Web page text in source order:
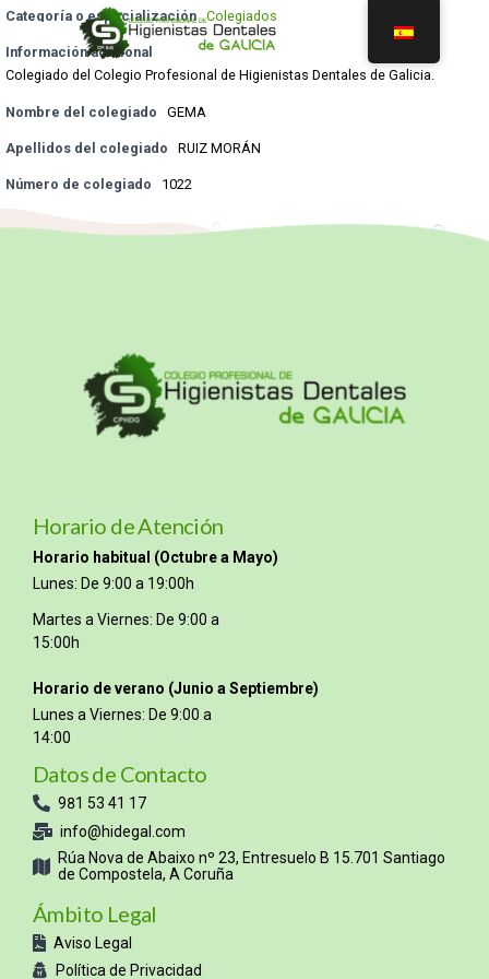
Categoría o especialización Colegiados
Información adicional
Colegiado del Colegio Profesional de Higienistas Dentales de Galicia.
Nombre del colegiado GEMA
Apellidos del colegiado RUIZ MORÁN
Número de colegiado 1022
Horario de Atención
Horario habitual (Octubre a Mayo)
Lunes: De 9:00 a 19:00h
Martes a Viernes: De 9:00 a
15:00h
Horario de verano (Junio a Septiembre)
Lunes a Viernes: De 9:00 a
14:00
Datos de Contacto
981 53 41 17
info@hidegal.com
Rúa Nova de Abaixo nº 23, Entresuelo B 15.701 Santiago
de Compostela, A Coruña
Ámbito Legal
Aviso Legal
Política de Privacidad